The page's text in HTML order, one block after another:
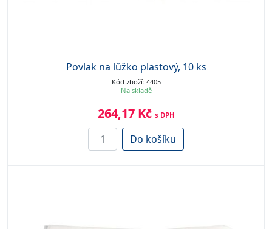
Povlak na lůžko plastový, 10 ks
Kód zboží: 4405
Na skladě
264,17 Kč s DPH
Do košíku